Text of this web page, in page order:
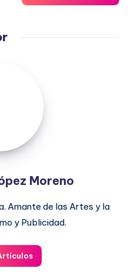
Moreno
Amante de las Artes y la
y Publicidad.